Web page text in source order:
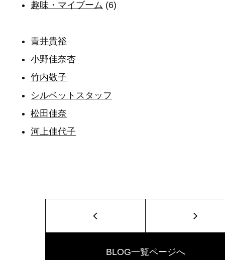
趣味・マイブーム (6)
青井貴裕
小野佳奈杏
竹内敬子
シルベットスタッフ
松田佳奈
河上佳代子
BLOG一覧ページへ